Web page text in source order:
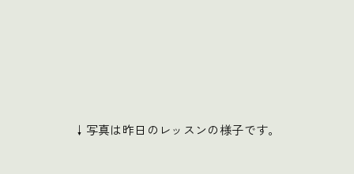
↓写真は昨日のレッスンの様子です。